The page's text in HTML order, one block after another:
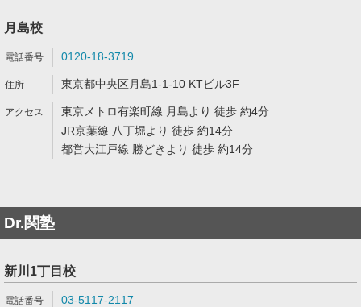
月島校
0120-18-3719
東京都中央区月島1-1-10 KTビル3F
東京メトロ有楽町線 月島より 徒歩 約4分
JR京葉線 八丁堀より 徒歩 約14分
都営大江戸線 勝どきより 徒歩 約14分
Dr.関塾
新川1丁目校
03-5117-2117